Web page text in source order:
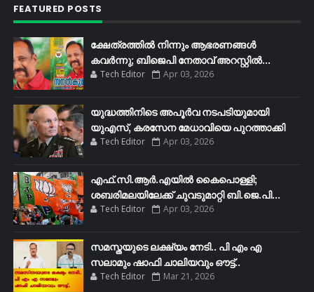
FEATURED POSTS
ക്ഷേത്രത്തിൽ നിന്നും ആഭരണങ്ങൾ
കവർന്നു; ബിജെപി നേതാവ് അറസ്റ്റിൽ...
Tech Editor Apr 03, 2026
യുദ്ധത്തിനിടെ അപൂർവ നടപടിയുമായി
യുഎസ്, കരസേന മേധാവിയെ പുറത്താക്കി
Tech Editor Apr 03, 2026
എഫ്​.സി.ആർ.എയിൽ കൈപൊള്ളി;
ശബരിമലയിലേക്ക്​ ചുവടുമാറ്റി ബി.ജെ.പി...
Tech Editor Apr 03, 2026
സമസ്തയുടെ ലക്ഷ്യം നേടി.. പി എം എ
സലാമും ഷാഫി ചാലിയവും ഔട്ട്..
Tech Editor Mar 21, 2026